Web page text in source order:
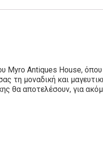
Myro Antiques House, όπου
τη μοναδική και
θα αποτελέσουν, για